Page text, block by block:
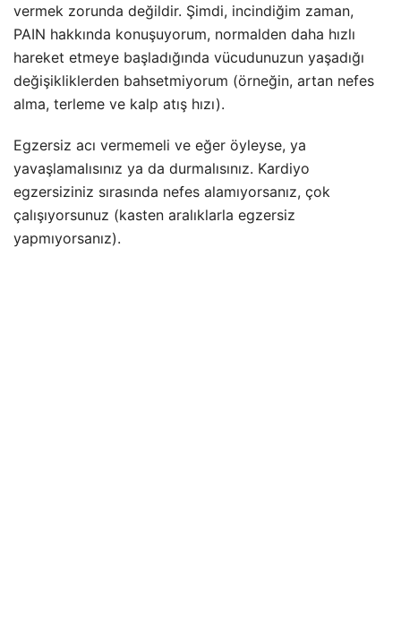
vermek zorunda değildir. Şimdi, incindiğim zaman,
PAIN hakkında konuşuyorum, normalden daha hızlı
hareket etmeye başladığında vücudunuzun yaşadığı
değişikliklerden bahsetmiyorum (örneğin, artan nefes
alma, terleme ve kalp atış hızı).
Egzersiz acı vermemeli ve eğer öyleyse, ya
yavaşlamalısınız ya da durmalısınız. Kardiyo
egzersiziniz sırasında nefes alamıyorsanız, çok
çalışıyorsunuz (kasten aralıklarla egzersiz
yapmıyorsanız).